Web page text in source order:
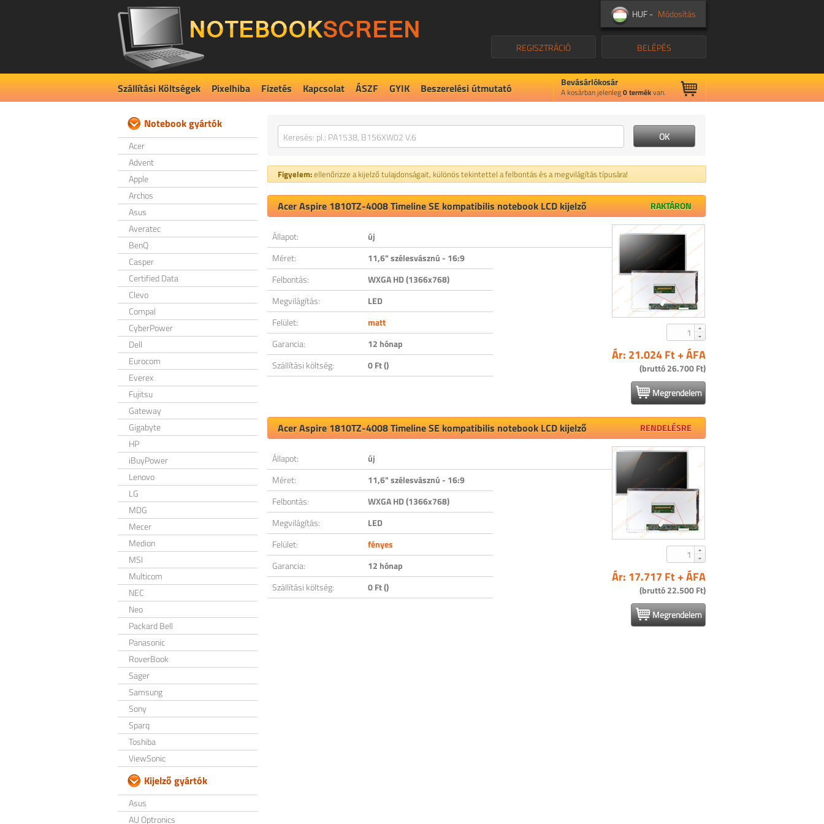
HUF - Módosítás
BELÉPÉS
REGISZTRÁCIÓ
Szállítási Költségek Pixelhiba Fizetés Kapcsolat ÁSZF GYIK Beszerelési útmutató Bevásárlókosár
A kosárban jelenleg0termékvan.
Notebook gyártók
Acer
Advent
Apple
Archos
Asus
Averatec
BenQ
Casper
Certified Data
Clevo
Compal
CyberPower
Dell
Eurocom
Everex
Fujitsu
Gateway
Gigabyte
HP
iBuyPower
Lenovo
LG
MDG
Mecer
Medion
MSI
Multicom
NEC
Neo
Packard Bell
Panasonic
RoverBook
Sager
Samsung
Sony
Sparq
Toshiba
ViewSonic
Kijelző gyártók
Asus
AU Optronics
Figyelem:ellenőrizze a kijelző tulajdonságait, különös tekintettel a felbontás és a megvilágítás típusára!
Acer Aspire 1810TZ-4008 Timeline SE kompatibilis notebook LCD kijelző RAKTÁRON
Állapot:
új
Méret:
11,6" szélesvásznú - 16:9
Felbontás:
WXGA HD (1366x768)
Megvilágítás:
LED
Felület:
matt
Garancia:
12 hónap
Szállítási költség:
0 Ft ()
Ár: 21.024 Ft + ÁFA
(bruttó 26.700 Ft)
Megrendelem
Acer Aspire 1810TZ-4008 Timeline SE kompatibilis notebook LCD kijelző RENDELÉSRE
Állapot:
új
Méret:
11,6" szélesvásznú - 16:9
Felbontás:
WXGA HD (1366x768)
Megvilágítás:
LED
Felület:
fényes
Garancia:
12 hónap
Szállítási költség:
0 Ft ()
Ár: 17.717 Ft + ÁFA
(bruttó 22.500 Ft)
Megrendelem